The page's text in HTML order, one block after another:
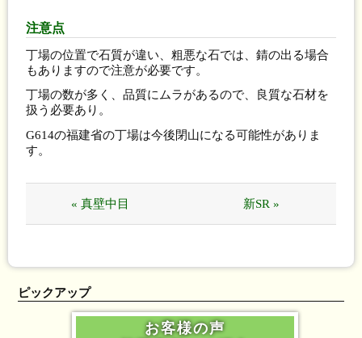
注意点
丁場の位置で石質が違い、粗悪な石では、錆の出る場合
もありますので注意が必要です。
丁場の数が多く、品質にムラがあるので、良質な石材を
扱う必要あり。
G614の福建省の丁場は今後閉山になる可能性がありま
す。
« 真壁中目 新SR »
ピックアップ
お客様の声